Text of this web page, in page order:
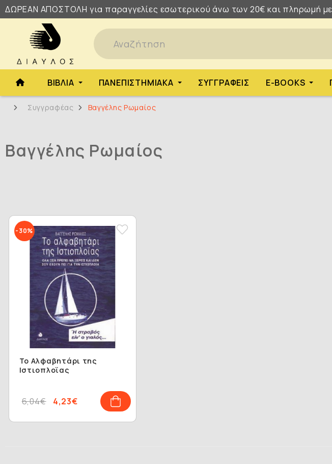
ΔΩΡΕΑΝ ΑΠΟΣΤΟΛΗ για παραγγελίες εσωτερικού άνω των 20€ και πληρωμή
ΒΙΒΛΊΑ ΠΑΝΕΠΙΣΤΗΜΙΑΚΆ ΣΥΓΓΡΑΦΕΊΣ E-BOOKS
Συγγραφέας Βαγγέλης Ρωμαίος
Βαγγέλης Ρωμαίος
-30%
Το Αλφαβητάρι της
Ιστιοπλοϊας
4,23€
6,04€